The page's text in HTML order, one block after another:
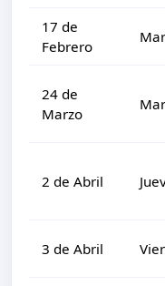
17 de
Febrero
24 de
Marzo
2 de Abril
3 de Abril